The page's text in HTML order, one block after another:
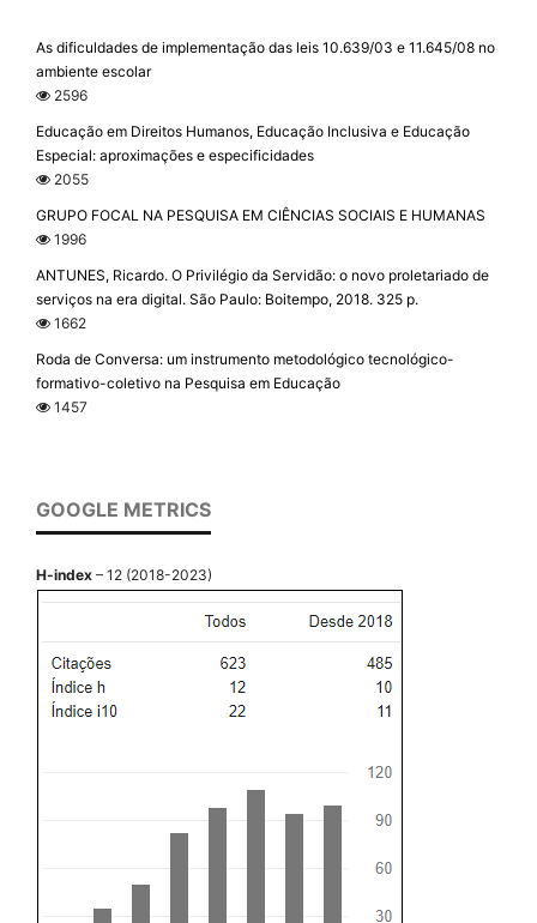
As dificuldades de implementação das leis 10.639/03 e 11.645/08 no
ambiente escolar
2596
Educação em Direitos Humanos, Educação Inclusiva e Educação
Especial: aproximações e especificidades
2055
GRUPO FOCAL NA PESQUISA EM CIÊNCIAS SOCIAIS E HUMANAS
1996
ANTUNES, Ricardo. O Privilégio da Servidão: o novo proletariado de
serviços na era digital. São Paulo: Boitempo, 2018. 325 p.
1662
Roda de Conversa: um instrumento metodológico tecnológico-
formativo-coletivo na Pesquisa em Educação
1457
GOOGLE METRICS
H-index – 12 (2018-2023)